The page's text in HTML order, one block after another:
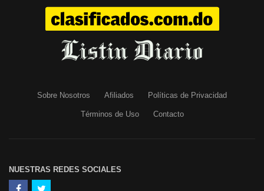
Sobre Nosotros Afiliados Políticas de Privacidad
Términos de Uso Contacto
NUESTRAS REDES SOCIALES